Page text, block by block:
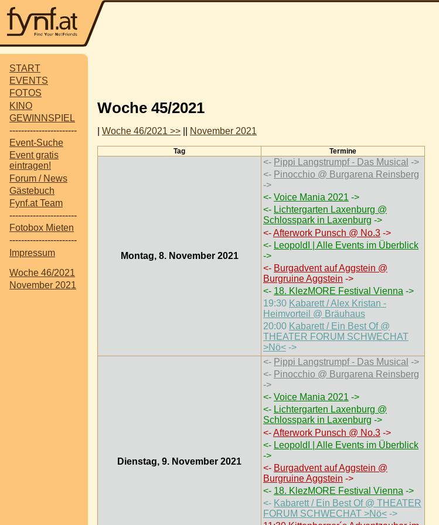
START
EVENTS
FOTOS
KINO
GEWINNSPIEL
-----------------------
Event-Suche
Event gratis
eintragen!
Forum / News
Gästebuch
Fynf.at Team
-----------------------
Fotobox Mieten
-----------------------
Impressum
Woche 46/2021
November 2021
Woche 45/2021
Woche 46/2021 >> November 2021
Tag Termine
Montag, 8. November 2021
<- Pippi Langstrumpf - Das Musical ->
<- Pinocchio @ Burgarena Reinsberg
->
<- Voice Mania 2021 ->
<- Lichtergarten Laxenburg @
Schlosspark in Laxenburg ->
<-Afterwork Punsch @ No.3 ->
<- LeopoldI | Alle Events im Überblick
->
<- Burgadvent auf Aggstein @
Burgruine Aggstein ->
<- 18. KlezMORE Festival Vienna ->
19:30 Kabarett / Alex Kristan -
Heimvorteil @ Bräuhaus
20:00 Kabarett / Ein Best Of @
THEATER FORUM SCHWECHAT
>Nö< ->
Dienstag, 9. November 2021
<- Pippi Langstrumpf - Das Musical ->
<- Pinocchio @ Burgarena Reinsberg
->
<- Voice Mania 2021 ->
<- Lichtergarten Laxenburg @
Schlosspark in Laxenburg ->
<-Afterwork Punsch @ No.3 ->
<- LeopoldI | Alle Events im Überblick
->
<- Burgadvent auf Aggstein @
Burgruine Aggstein ->
<- 18. KlezMORE Festival Vienna ->
<- Kabarett / Ein Best Of @ THEATER
FORUM SCHWECHAT >Nö< ->